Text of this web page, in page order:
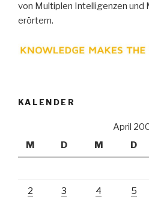
von Multiplen Intelligenzen und
erörtern.
KALENDER
April
M
D M D
2 3 4 5